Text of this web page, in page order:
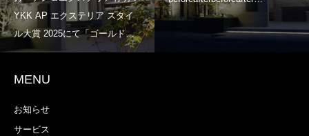
MENU
お知らせ
サービス